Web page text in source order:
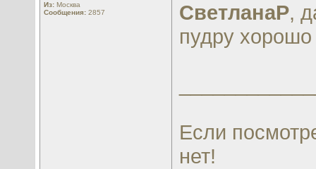
Из: Москва
Сообщения: 2857 СветланаР,
пудру
Если
нет!